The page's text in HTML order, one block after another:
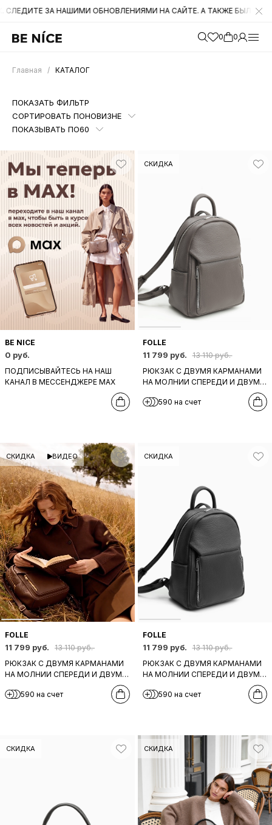
НА САЙТЕ. А ТАКЖЕ БЫЛИ СНИЖЕНЫ ЦЕНЫ НА МНОГИЕ ТОВАРЫ,
0 0
Главная / КАТАЛОГ
ПОКАЗАТЬ ФИЛЬТР
СОРТИРОВАТЬ ПОНОВИЗНЕ
ПОКАЗЫВАТЬ ПО60
BE NICE
0 руб.
ПОДПИСЫВАЙТЕСЬ НА НАШ
КАНАЛ В МЕССЕНДЖЕРЕ МАХ
СКИДКА
FOLLE
11 799 руб.
13 110 руб.
РЮКЗАК С ДВУМЯ КАРМАНАМИ
НА МОЛНИИ СПЕРЕДИ И ДВУМЯ
НАТУРАЛЬНОЙ КОЖИ СЕРОГО
590 на счет
СКИДКА ВИДЕО
FOLLE
11 799 руб.
13 110 руб.
РЮКЗАК С ДВУМЯ КАРМАНАМИ
НА МОЛНИИ СПЕРЕДИ И ДВУМЯ
НАТУРАЛЬНОЙ КОЖИ
590 на счет
СКИДКА
FOLLE
11 799 руб.
13 110 руб.
РЮКЗАК С ДВУМЯ КАРМАНАМИ
НА МОЛНИИ СПЕРЕДИ И ДВУМЯ
НАТУРАЛЬНОЙ ЧЕРНОЙ КОЖИ
590 на счет
СКИДКА СКИДКА